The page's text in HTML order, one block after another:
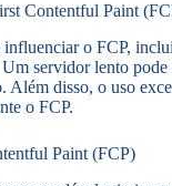
Contentful Paint
o FCP,
servidor lento
Além disso, o uso
o FCP.
Paint (FCP)